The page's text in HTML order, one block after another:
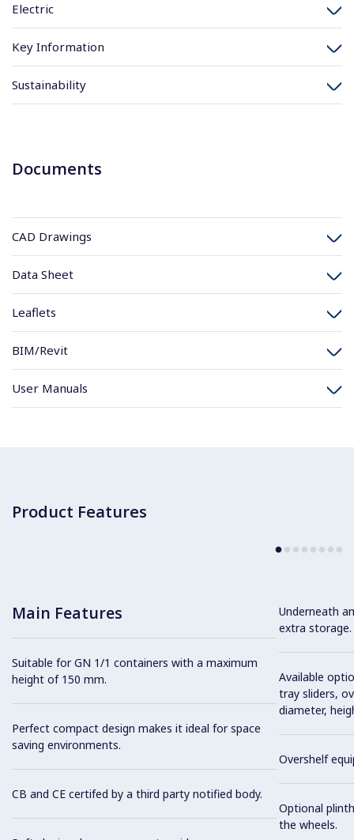
Electric
Key Information
Sustainability
Documents
CAD Drawings
Data Sheet
Leaflets
BIM/Revit
User Manuals
Product Features
Main Features
Suitable for GN 1/1 containers with a maximum
height of 150 mm.
Perfect compact design makes it ideal for space
saving environments.
CB and CE certifed by a third party notified body.
Underneath
extra storage.
Available
tray sliders,
diameter,
Overshelf
Optional
the wheels.